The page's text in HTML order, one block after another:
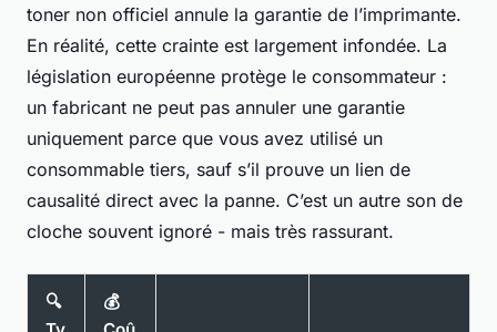
toner non officiel annule la garantie de l’imprimante.
En réalité, cette crainte est largement infondée. La
législation européenne protège le consommateur :
un fabricant ne peut pas annuler une garantie
uniquement parce que vous avez utilisé un
consommable tiers, sauf s’il prouve un lien de
causalité direct avec la panne. C’est un autre son de
cloche souvent ignoré - mais très rassurant.
🔍
💰